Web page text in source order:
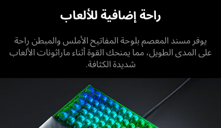
راحة إضافية للألعاب
يوفر مسند المعصم بلوحة المفاتيح الأملس والمبطن راحة
على المدى الطويل، مما يمنحك القوة أثناء ماراثونات الألعاب
شديدة الكثافة.